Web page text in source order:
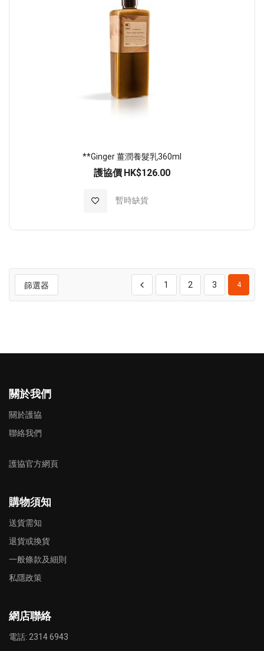
**Ginger 薑潤養髮乳360ml
護協價 HK$126.00
暫時缺貨
加入至願望清單
篩選器 1 2 3 4
關於我們
關於護協
聯絡我們
護協官方網頁
購物須知
送貨需知
退貨或換貨
一般條款及細則
私隱政策
網店聯絡
電話: 2314 6943